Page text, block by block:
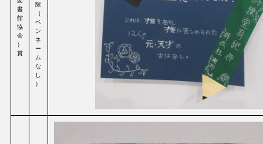
書
館
協
会
）
賞
限
（
ペ
ン
ネ
ー
ム
な
し
）